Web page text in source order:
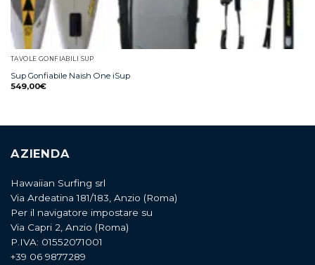
TAVOLE GONFIABILI SUP
Sup Gonfiabile Naish One iSup
549,00€
AZIENDA
Hawaiian Surfing srl
Via Ardeatina 181/183, Anzio (Roma)
Per il navigatore impostare su
Via Capri 2, Anzio (Roma)
P.IVA: 01552071001
+39 06 9877289